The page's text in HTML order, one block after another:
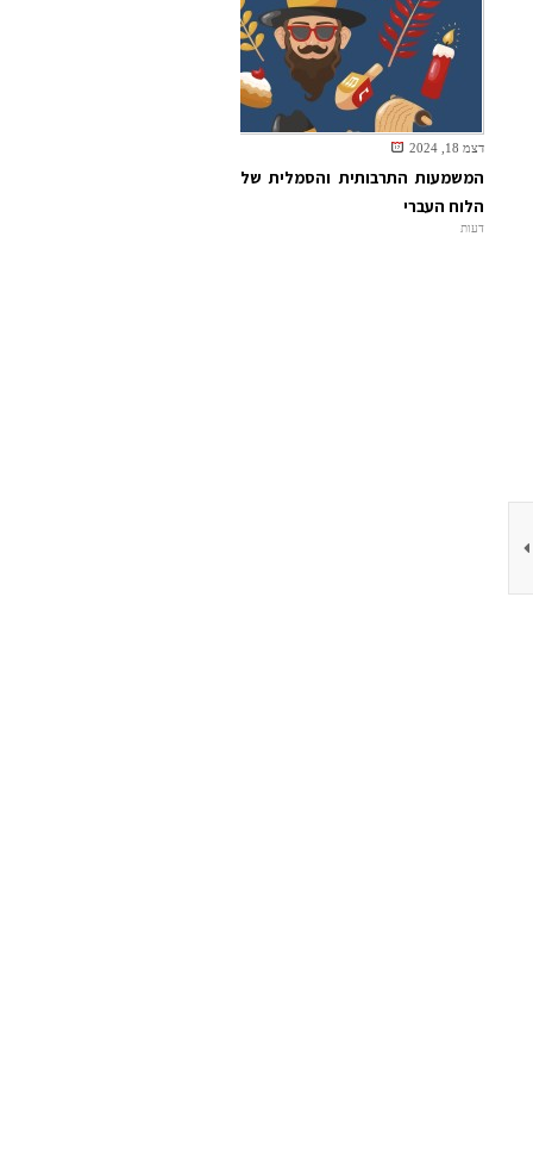
דצמ 18, 2024
המשמעות התרבותית והסמלית של
הלוח העברי
דעות